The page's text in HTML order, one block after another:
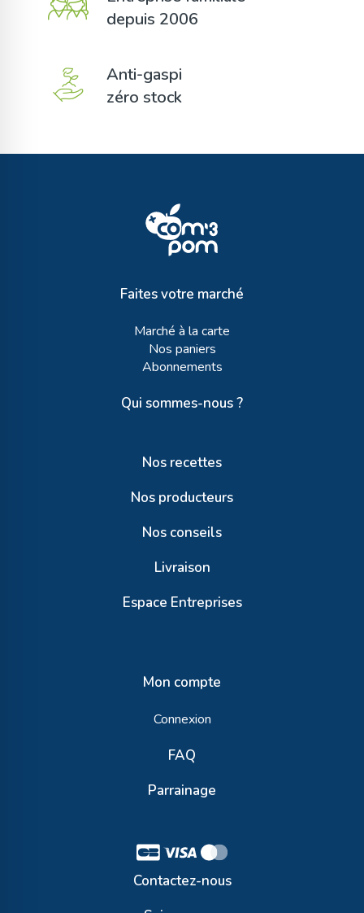
depuis 2006
Anti-gaspi
zéro stock
Faites votre marché
Marché à la carte
Nos paniers
Abonnements
Qui sommes-nous ?
Nos recettes
Nos producteurs
Nos conseils
Livraison
Espace Entreprises
Mon compte
Connexion
FAQ
Parrainage
Contactez-nous